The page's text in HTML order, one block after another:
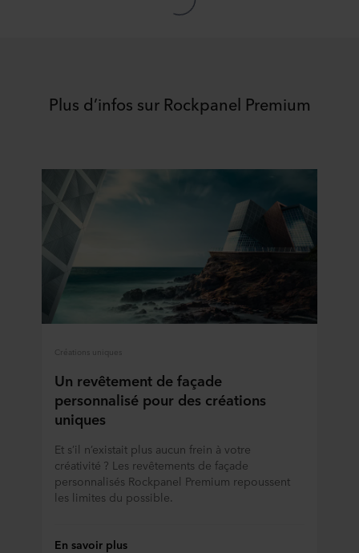
Plus d’infos sur Rockpanel Premium
Créations uniques
Un revêtement de façade
personnalisé pour des créations
uniques
Et s’il n’existait plus aucun frein à votre
créativité ? Les revêtements de façade
personnalisés Rockpanel Premium repoussent
les limites du possible.
En savoir plus